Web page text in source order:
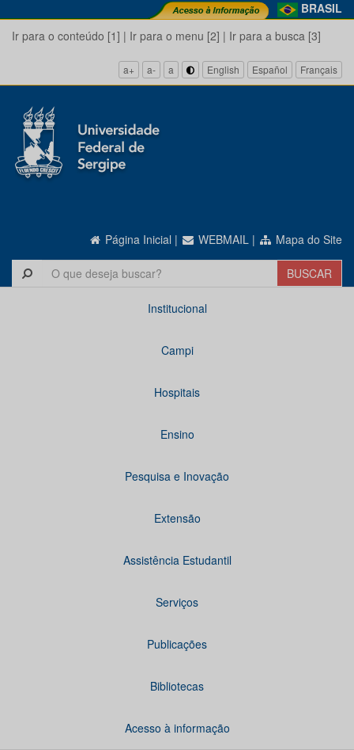
BRASIL
Ir para o conteúdo [1] | Ir para o menu [2] | Ir para a busca [3]
a+ a- a English Español Français
Página Inicial | WEBMAIL | Mapa do Site
Institucional
Campi
Hospitais
Ensino
Pesquisa e Inovação
Extensão
Assistência Estudantil
Serviços
Publicações
Bibliotecas
Acesso à informação